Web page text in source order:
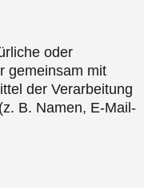
oder
gemeinsam mit
der Verarbeitung
B. Namen, E-Mail-